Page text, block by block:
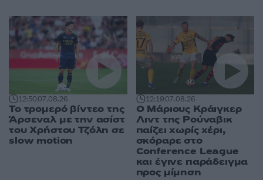
12:5007.08.26
Το τρομερό βίντεο της
Άρσεναλ με την ασίστ
του Χρήστου Τζόλη σε
slow motion
12:1907.08.26
Ο Μάριους Κράιγκερ
Λιντ της Ρούναβικ
παίζει χωρίς χέρι,
σκόραρε στο
Conference League
και έγινε παράδειγμα
προς μίμηση